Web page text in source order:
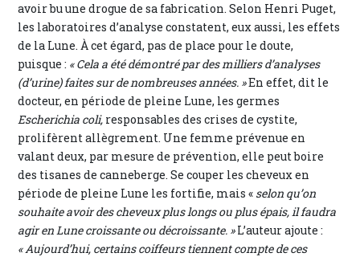
avoir bu une drogue de sa fabrication. Selon Henri Puget,
les laboratoires d’analyse constatent, eux aussi, les effets
de la Lune. À cet égard, pas de place pour le doute,
puisque : « Cela a été démontré par des milliers d’analyses
(d’urine) faites sur de nombreuses années. »En effet, dit le
docteur, en période de pleine Lune, les germes
Escherichia coli, responsables des crises de cystite,
prolifèrent allègrement. Une femme prévenue en
valant deux, par mesure de prévention, elle peut boire
des tisanes de canneberge. Se couper les cheveux en
période de pleine Lune les fortifie, mais « selon qu’on
souhaite avoir des cheveux plus longs ou plus épais, il faudra
agir en Lune croissante ou décroissante. »L’auteur ajoute :
« Aujourd’hui, certains coiffeurs tiennent compte de ces